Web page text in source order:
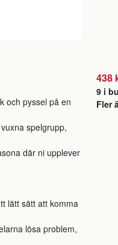
och pyssel på en
spelgrupp,
där ni upplever
lätt sätt att komma
lösa problem,
438
9 i
Fler